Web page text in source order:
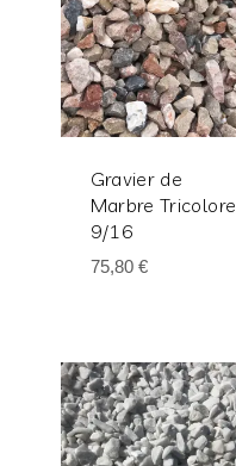
Gravier de
Marbre Tricolore
9/16
75,80 €